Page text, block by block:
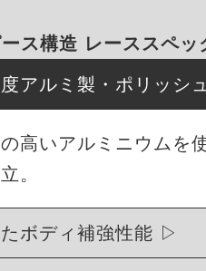
ス構造 レーススペ
アルミ製・ポリッシ
高いアルミニウムを
。
ボディ補強性能